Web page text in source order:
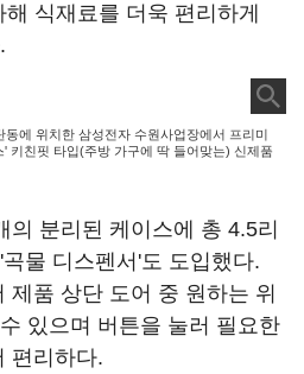
식재료를 더욱 편리하게
에 위치한 삼성전자 수원사업장에서 프리미
키친핏 타입(주방 가구에 딱 들어맞는) 신제품
의 분리된 케이스에 총 4.5리
물 디스펜서'도 도입했다.
제품 상단 도어 중 원하는 위
있으며 버튼을 눌러 필요한
편리하다.